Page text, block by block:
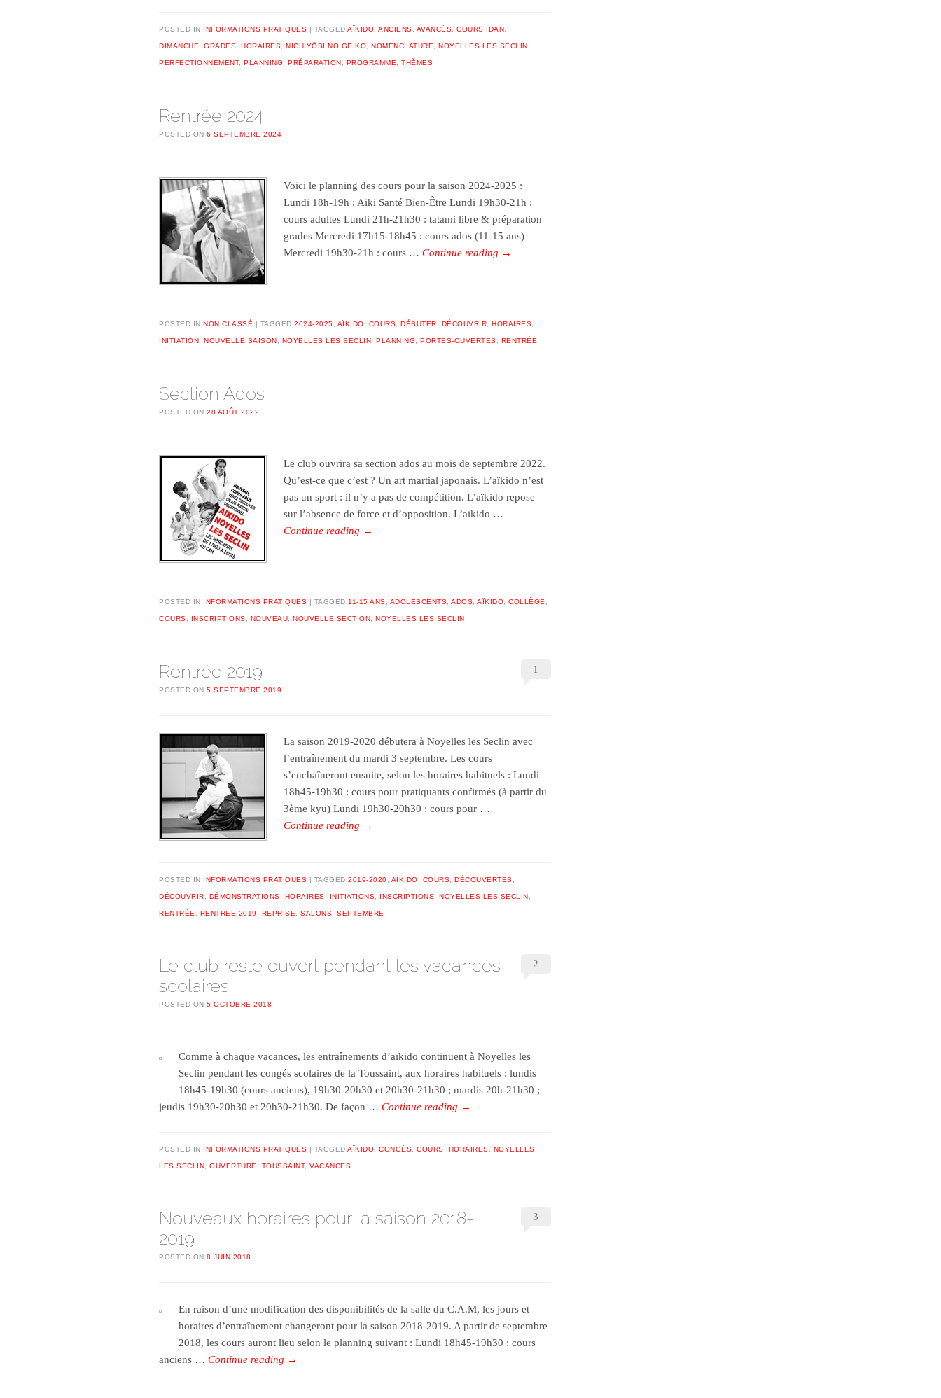
POSTED IN INFORMATIONS PRATIQUES TAGGED AÏKIDO, ANCIENS, AVANCÉS, COURS, DAN,
DIMANCHE, GRADES, HORAIRES, NICHIYŌBI NO GEIKO, NOMENCLATURE, NOYELLES LES SECLIN ,
PERFECTIONNEMENT, PLANNING, PRÉPARATION , PROGRAMME, THÈMES
Rentrée 2024
POSTED ON 6 SEPTEMBRE 2024
Voici le planning des cours pour la saison 2024-2025 :
Lundi 18h-19h : Aiki Santé Bien-Être Lundi 19h30-21h :
cours adultes Lundi 21h-21h30 : tatami libre & préparation
grades Mercredi 17h15-18h45 : cours ados (11-15 ans)
Mercredi 19h30-21h : cours …Continue reading →
POSTED IN NON CLASSÉ TAGGED 2024-2025, AÏKIDO, COURS, DÉBUTER, DÉCOUVRIR, HORAIRES,
INITIATION, NOUVELLE SAISON, NOYELLES LES SECLIN, PLANNING, PORTES-OUVERTES, RENTRÉE
Section Ados
POSTED ON 28 AOÛT 2022
Le club ouvrira sa section ados au mois de septembre 2022.
Qu’est-ce que c’est ? Un art martial japonais. L’aïkido n’est
pas un sport : il n’y a pas de compétition. L’aïkido repose
sur l’absence de force et d’opposition. L’aïkido …
Continue reading →
POSTED IN INFORMATIONS PRATIQUES TAGGED 11-15 ANS ADOLESCENTS ADOS AÏKIDO COLLÈGE
COURS INSCRIPTIONS NOUVEAU NOUVELLE SECTION NOYELLES LES SECLIN
Rentrée 2019
POSTED ON 5 SEPTEMBRE 2019
1
La saison 2019-2020 débutera à Noyelles les Seclin avec
l’entraînement du mardi 3 septembre. Les cours
s’enchaîneront ensuite, selon les horaires habituels : Lundi
18h45-19h30 : cours pour pratiquants confirmés (à partir du
3ème kyu) Lundi 19h30-20h30 : cours pour …
Continue reading →
POSTED IN INFORMATIONS PRATIQUES TAGGED 2019-2020 AÏKIDO COURS DÉCOUVERTES
DÉCOUVRIR DÉMONSTRATIONS HORAIRES INITIATIONS INSCRIPTIONS NOYELLES LES SECLIN
RENTRÉE RENTRÉE 2019 REPRISE SALONS SEPTEMBRE
Le club reste ouvert pendant les vacances
scolaires
POSTED ON 5 OCTOBRE 2018
2
Comme à chaque vacances, les entraînements d’aïkido continuent à Noyelles les
Seclin pendant les congés scolaires de la Toussaint, aux horaires habituels : lundis
18h45-19h30 (cours anciens), 19h30-20h30 et 20h30-21h30 ; mardis 20h-21h30 ;
jeudis 19h30-20h30 et 20h30-21h30. De façon … Continue reading →
POSTED IN INFORMATIONS PRATIQUES TAGGED AÏKIDO CONGÉS COURS HORAIRES NOYELLES
LES SECLIN OUVERTURE TOUSSAINT, VACANCES
Nouveaux horaires pour la saison 2018-
2019
POSTED ON 8 JUIN 2018
3
En raison d’une modification des disponibilités de la salle du C.A.M, les jours et
horaires d’entraînement changeront pour la saison 2018-2019. A partir de septembre
2018, les cours auront lieu selon le planning suivant : Lundi 18h45-19h30 : cours
anciens … Continue reading →